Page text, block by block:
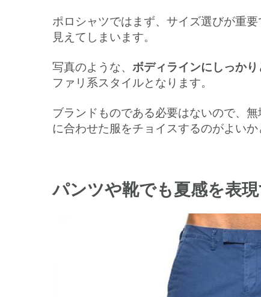
ポロシャツではまず、サイズ選びが重
見えてしまいます。
写真のような、 ボディラインにしっか
ファリ系スタイルとなります。
ブランドものである必要はないので、
に合わせた服をチョイスするのがよいか
パンツや靴でも夏感を表